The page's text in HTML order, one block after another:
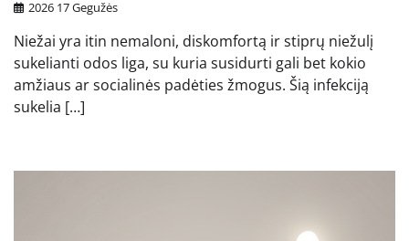
2026 17 Gegužės
Niežai yra itin nemaloni, diskomfortą ir stiprų niežulį
sukelianti odos liga, su kuria susidurti gali bet kokio
amžiaus ar socialinės padėties žmogus. Šią infekciją
sukelia […]